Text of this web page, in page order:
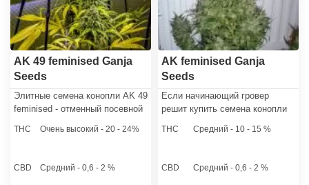
AK 49 feminised Ganja
Seeds
Элитные семена конопли AK 49
feminised - отменный посевной
открытого грунта и домашней
культивации, в том числе
THC Очень высокий - 20 - 24%
CBD Средний - 0,6 - 2 %
AK feminised Ganja
Seeds
Если начинающий гровер
решит купить семена конопли
грова, то будет полностью
женские растения, которым не
THC Средний - 10 - 15 %
CBD Средний - 0,6 - 2 %